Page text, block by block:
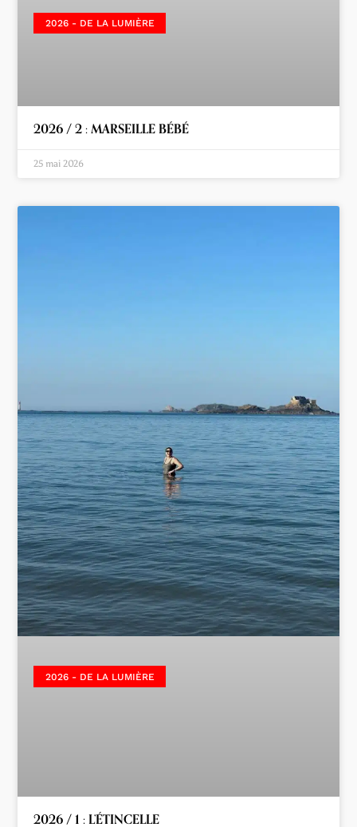
2026 - DE LA LUMIÈRE
2026 / 2 : MARSEILLE BÉBÉ
25 mai 2026
2026 - DE LA LUMIÈRE
2026 / 1 : L’ÉTINCELLE